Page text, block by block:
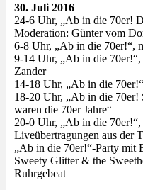
30. Juli 2016
24-6 Uhr, „Ab in die 70er!
Moderation: Günter vom
6-8 Uhr, „Ab in die 70er!“,
9-14 Uhr, „Ab in die
Zander
14-18 Uhr, „Ab in die
18-20 Uhr, „Ab in die 70er!
waren die 70er Jahre“
20-0 Uhr, „Ab in die
Liveübertragungen aus der
„Ab in die 70er!“-Party mit
Sweety Glitter & the
Ruhrgebeat